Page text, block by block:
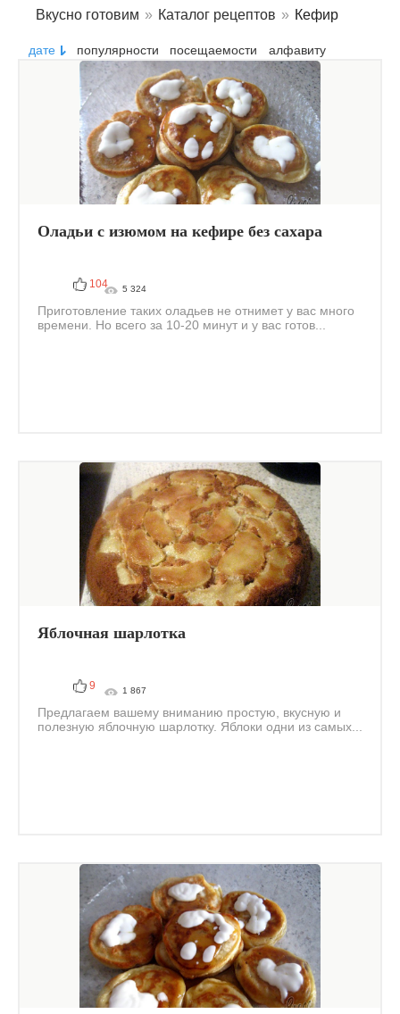
Вкусно готовим » Каталог рецептов » Кефир
дате популярности посещаемости алфавиту
Оладьи с изюмом на кефире без сахара
104 5 324
Приготовление таких оладьев не отнимет у вас много
времени. Но всего за 10-20 минут и у вас готов...
Яблочная шарлотка
9 1 867
Предлагаем вашему вниманию простую, вкусную и
полезную яблочную шарлотку. Яблоки одни из самых...